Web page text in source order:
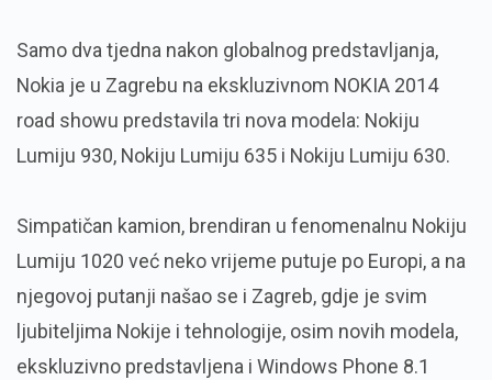
Samo dva tjedna nakon globalnog predstavljanja,
Nokia je u Zagrebu na ekskluzivnom NOKIA 2014
road showu predstavila tri nova modela: Nokiju
Lumiju 930, Nokiju Lumiju 635 i Nokiju Lumiju 630.
Simpatičan kamion, brendiran u fenomenalnu Nokiju
Lumiju 1020 već neko vrijeme putuje po Europi, a na
njegovoj putanji našao se i Zagreb, gdje je svim
ljubiteljima Nokije i tehnologije, osim novih modela,
ekskluzivno predstavljena i Windows Phone 8.1